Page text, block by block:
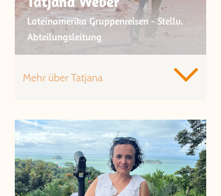
Lateinamerika Gruppenreisen - Stellv.
Abteilungsleitung
Mehr über Tatjana